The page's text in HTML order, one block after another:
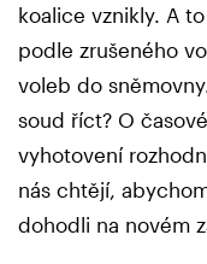
koalice vznikly. A
podle zrušeného
voleb do
soud říct? O
vyhotovení
nás chtějí,
dohodli na novém